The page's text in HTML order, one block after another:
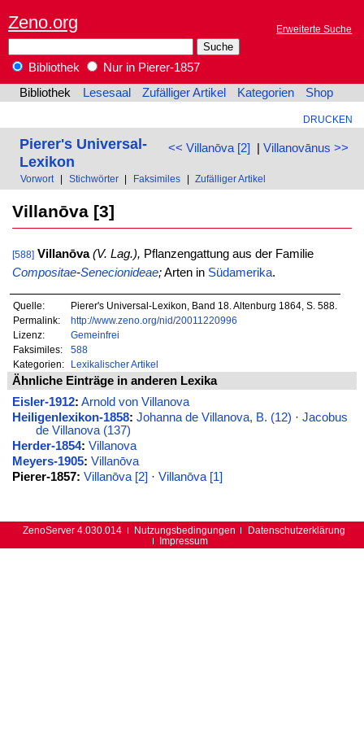
Zeno.org Erweiterte Suche
Bibliothek
Nur in Pierer-1857
Bibliothek
Lesesaal Zufälliger Artikel Kategorien Shop
DRUCKEN
<< Villanōva [2] | Villanovānus >>
Pierer's Universal-
Lexikon
Vorwort Stichwörter Faksimiles Zufälliger Artikel
Villanōva [3]
[588] Villanōva (V. Lag.), Pflanzengattung aus der Familie
Compositae-Senecionideae;Arten in Südamerika.
Quelle:
Pierer's Universal-Lexikon, Band 18. Altenburg 1864, S. 588.
Permalink:
http://www.zeno.org/nid/20011220996
Lizenz:
Gemeinfrei
Faksimiles:
588
Kategorien:
Lexikalischer Artikel
Ähnliche Einträge in anderen Lexika
Eisler-1912: Arnold von Villanova
Heiligenlexikon-1858: Johanna de Villanova, B. (12) · Jacobus
de Villanova (137)
Herder-1854: Villanova
Meyers-1905: Villanōva
Pierer-1857: Villanōva [2] · Villanōva [1]
ZenoServer 4.030.014 Nutzungsbedingungen
Datenschutzerklärung
Impressum